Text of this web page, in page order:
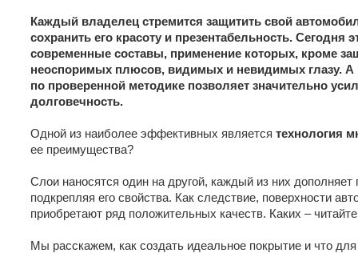
Каждый владелец стремится защитить свой
сохранить его красоту и презентабельность. Сегодня
современные составы, применение которых, кроме
неоспоримых плюсов, видимых и невидимых глазу. А
по проверенной методике позволяет значительно
долговечность.
Одной из наиболее эффективных является технология
ее преимущества?
Слои наносятся один на другой, каждый из них
подкрепляя его свойства. Как следствие, поверхности
приобретают ряд положительных качеств. Каких –
Мы расскажем, как создать идеальное покрытие и что